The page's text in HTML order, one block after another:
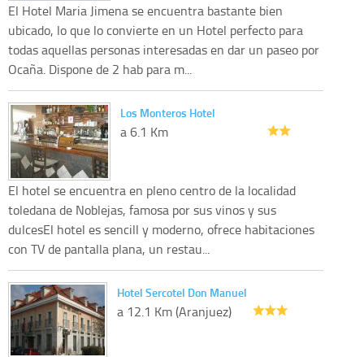
El Hotel Maria Jimena se encuentra bastante bien
ubicado, lo que lo convierte en un Hotel perfecto para
todas aquellas personas interesadas en dar un paseo por
Ocaña. Dispone de 2 hab para m...
Los Monteros Hotel
a 6.1 Km
El hotel se encuentra en pleno centro de la localidad
toledana de Noblejas, famosa por sus vinos y sus
dulcesEl hotel es sencill y moderno, ofrece habitaciones
con TV de pantalla plana, un restau...
Hotel Sercotel Don Manuel
a 12.1 Km (Aranjuez)